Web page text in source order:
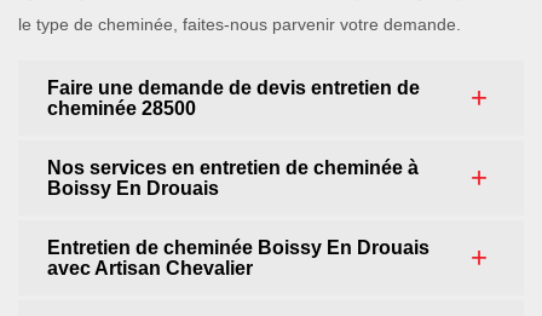
le type de cheminée, faites-nous parvenir votre demande.
Faire une demande de devis entretien de
cheminée 28500
Nos services en entretien de cheminée à
Boissy En Drouais
Entretien de cheminée Boissy En Drouais
avec Artisan Chevalier